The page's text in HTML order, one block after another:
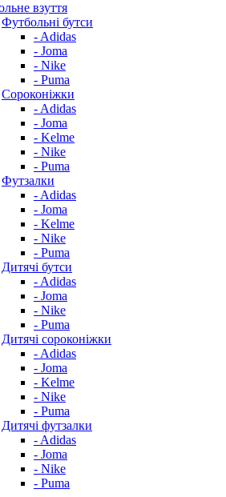
взуття
Футбольні бутси
- Adidas
- Joma
- Nike
- Puma
Сороконіжки
- Adidas
- Joma
- Kelme
- Nike
- Puma
Футзалки
- Adidas
- Joma
- Kelme
- Nike
- Puma
Дитячі бутси
- Adidas
- Joma
- Nike
- Puma
Дитячі сороконіжки
- Adidas
- Joma
- Kelme
- Nike
- Puma
Дитячі футзалки
- Adidas
- Joma
- Nike
- Puma